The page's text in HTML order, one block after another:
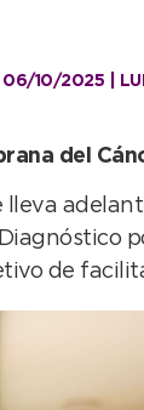
06/10/2025 |
del
de